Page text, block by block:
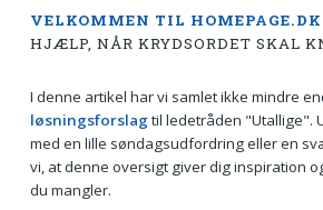
VELKOMMEN TIL HOMEPAGE.DK
HJÆLP, NÅR KRYDSORDET SKAL
I denne artikel har vi samlet ikke mindre
løsningsforslag til ledetråden "Utallige".
med en lille søndagsudfordring eller en
vi, at denne oversigt giver dig inspiration
du mangler.